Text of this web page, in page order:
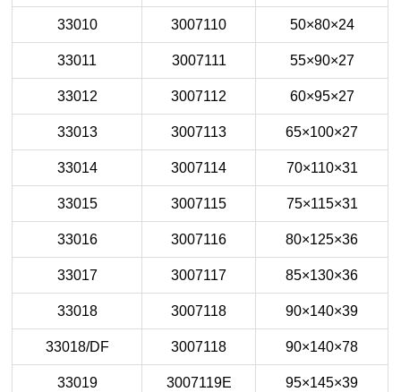
33010 3007110 50×80×24
33011 3007111 55×90×27
33012 3007112 60×95×27
33013 3007113 65×100×27
33014 3007114 70×110×31
33015 3007115 75×115×31
33016 3007116 80×125×36
33017 3007117 85×130×36
33018 3007118 90×140×39
33018/DF 3007118 90×140×78
33019 3007119E 95×145×39